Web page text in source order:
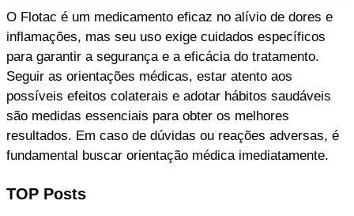
O Flotac é um medicamento eficaz no alívio de dores e
inflamações, mas seu uso exige cuidados específicos
para garantir a segurança e a eficácia do tratamento.
Seguir as orientações médicas, estar atento aos
possíveis efeitos colaterais e adotar hábitos saudáveis
são medidas essenciais para obter os melhores
resultados. Em caso de dúvidas ou reações adversas, é
fundamental buscar orientação médica imediatamente.
TOP Posts